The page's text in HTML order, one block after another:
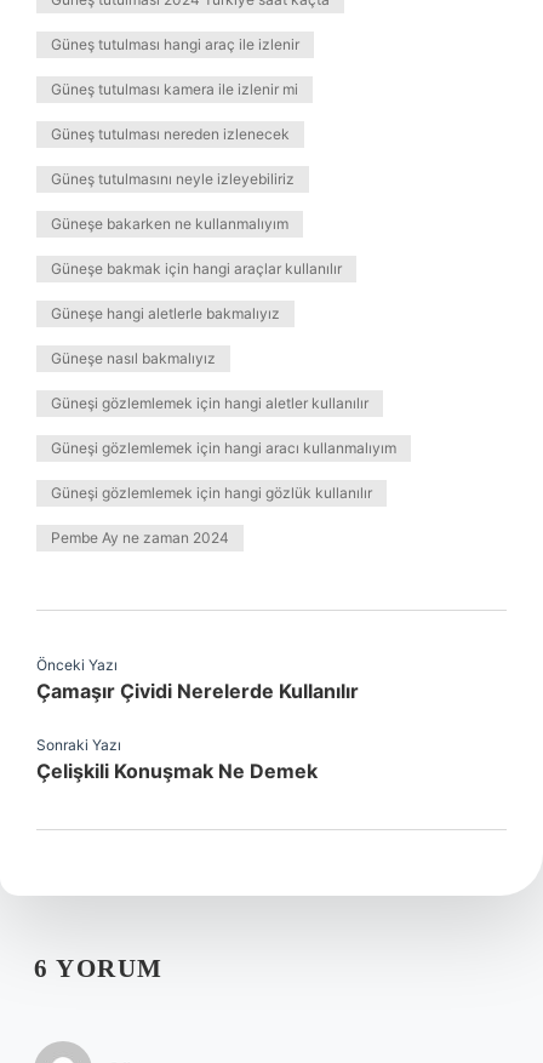
Güneş tutulması hangi araç ile izlenir
Güneş tutulması kamera ile izlenir mi
Güneş tutulması nereden izlenecek
Güneş tutulmasını neyle izleyebiliriz
Güneşe bakarken ne kullanmalıyım
Güneşe bakmak için hangi araçlar kullanılır
Güneşe hangi aletlerle bakmalıyız
Güneşe nasıl bakmalıyız
Güneşi gözlemlemek için hangi aletler kullanılır
Güneşi gözlemlemek için hangi aracı kullanmalıyım
Güneşi gözlemlemek için hangi gözlük kullanılır
Pembe Ay ne zaman 2024
Önceki Yazı
Çamaşır Çividi Nerelerde Kullanılır
Sonraki Yazı
Çelişkili Konuşmak Ne Demek
6 YORUM